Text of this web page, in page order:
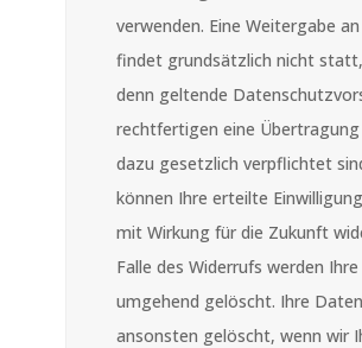
verwenden. Eine Weitergabe
findet grundsätzlich nicht
denn geltende
rechtfertigen eine
dazu gesetzlich verpflichtet
können Ihre erteilte
mit Wirkung für die Zukunft
Falle des Widerrufs werden
umgehend gelöscht. Ihre
ansonsten gelöscht, wenn wir